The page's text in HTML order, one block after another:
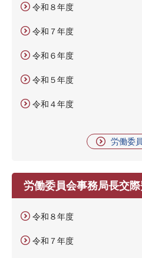
令和８年度
令和７年度
令和６年度
令和５年度
令和４年度
労働委
労働委員会事務局長交
令和８年度
令和７年度